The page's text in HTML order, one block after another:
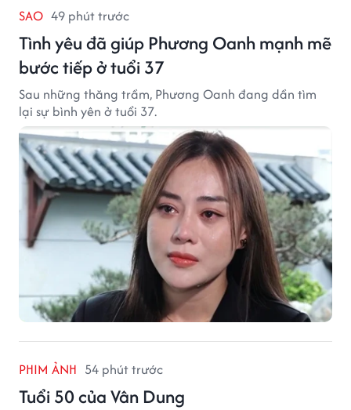
SAO 49 phút trước
Tình yêu đã giúp Phương Oanh mạnh mẽ
bước tiếp ở tuổi 37
Sau những thăng trầm, Phương Oanh đang dần tìm
lại sự bình yên ở tuổi 37.
PHIM ẢNH 54 phút trước
Tuổi 50 của Vân Dung